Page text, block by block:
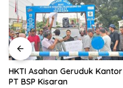
HKTI Asahan Geruduk Kantor
PT BSP Kisaran